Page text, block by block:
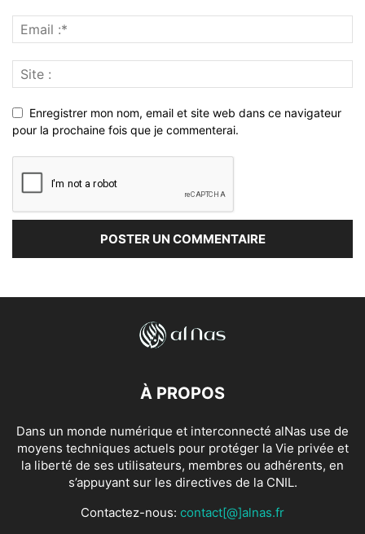
Enregistrer mon nom, email et site web dans ce navigateur
pour la prochaine fois que je commenterai.
À PROPOS
Dans un monde numérique et interconnecté alNas use de
moyens techniques actuels pour protéger la Vie privée et
la liberté de ses utilisateurs, membres ou adhérents, en
s’appuyant sur les directives de la CNIL.
Contactez-nous: contact[@]alnas.fr